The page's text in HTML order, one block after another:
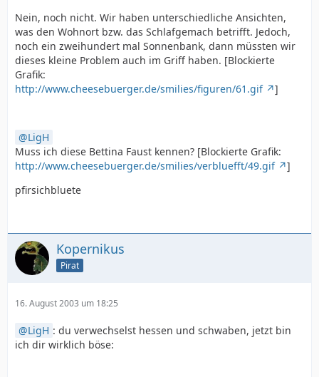
Nein, noch nicht. Wir haben unterschiedliche Ansichten,
was den Wohnort bzw. das Schlafgemach betrifft. Jedoch,
noch ein zweihundert mal Sonnenbank, dann müssten wir
dieses kleine Problem auch im Griff haben. [Blockierte
Grafik:
http://www.cheesebuerger.de/smilies/figuren/61.gif
]
LigH
Muss ich diese Bettina Faust kennen? [Blockierte Grafik:
http://www.cheesebuerger.de/smilies/verbluefft/49.gif
]
pfirsichbluete
Kopernikus
Pirat
16. August 2003 um 18:25
LigH : du verwechselst hessen und schwaben, jetzt bin
ich dir wirklich böse: